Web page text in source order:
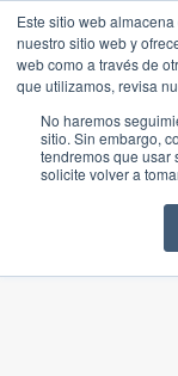
Este sitio web
nuestro sitio web y
web como a través de
que utilizamos, revisa
No haremos
sitio. Sin embargo,
tendremos que usar
solicite volver a